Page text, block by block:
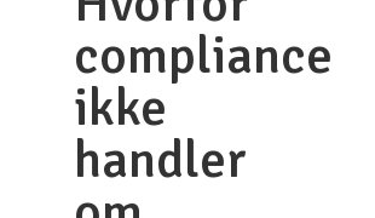
compliance
ikke
handler